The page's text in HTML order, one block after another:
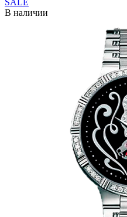
SALE
В наличии